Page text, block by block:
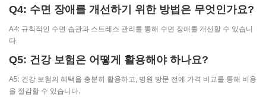
Q4: 수면 장애를 개선하기 위한 방법은 무엇인가요?
A4: 규칙적인 수면 습관과 스트레스 관리를 통해 수면 장애를 개선할 수 있습니
다.
Q5: 건강 보험은 어떻게 활용해야 하나요?
A5: 건강 보험의 혜택을 충분히 활용하고, 병원 방문 전에 가격 비교를 통해 비용
을 절감할 수 있습니다.